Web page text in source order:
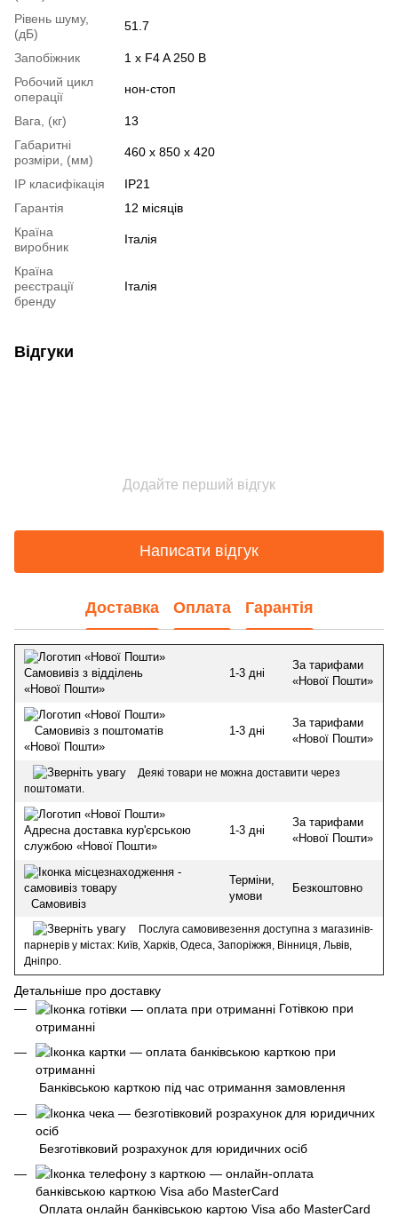
Рівень шуму,
(дБ)
51.7
Запобіжник
1 х F4 A 250 В
Робочий цикл
операції
нон-стоп
Вага, (кг)
13
Габаритні
розміри, (мм)
460 x 850 x 420
IP класифікація
IP21
Гарантія
12 місяців
Країна
виробник
Італія
Країна
реєстрації
бренду
Італія
Відгуки
Додайте перший відгук
Написати відгук
Доставка Оплата Гарантія
Самовивіз з відділень
«Нової Пошти»
1-3 дні
За тарифами
«Нової Пошти»
Самовивіз з поштоматів
«Нової Пошти»
1-3 дні
За тарифами
«Нової Пошти»
Деякі товари не можна доставити через
поштомати.
Адресна доставка кур'єрською
службою «Нової Пошти»
1-3 дні
За тарифами
«Нової Пошти»
Самовивіз
Терміни,
умови
Безкоштовно
Послуга самовивезення доступна з магазинів-
парнерів у містах: Київ, Харків, Одеса, Запоріжжя, Вінниця, Львів,
Дніпро.
Детальніше про доставку
Готівкою при
отриманні
Банківською карткою під час отримання замовлення
Безготівковий розрахунок для юридичних осіб
Оплата онлайн банківською картою Visa або MasterCard